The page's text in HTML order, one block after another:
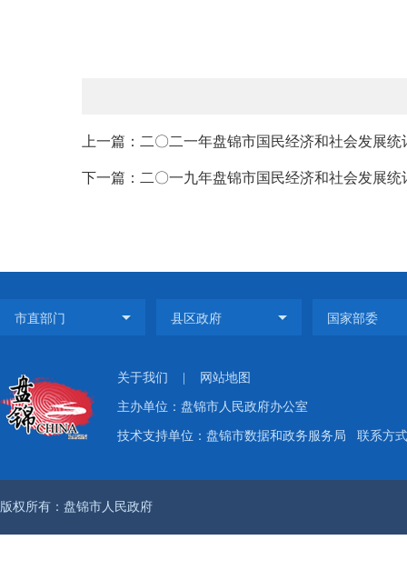
上一篇：二〇二一年盘锦市国民经济和社会发展统
下一篇：二〇一九年盘锦市国民经济和社会发展统
关于我们 网站地图
主办单位：盘锦市人民政府办公室
技术支持单位：盘锦市数据和政务服务局 联系方
版权所有：盘锦市人民政府